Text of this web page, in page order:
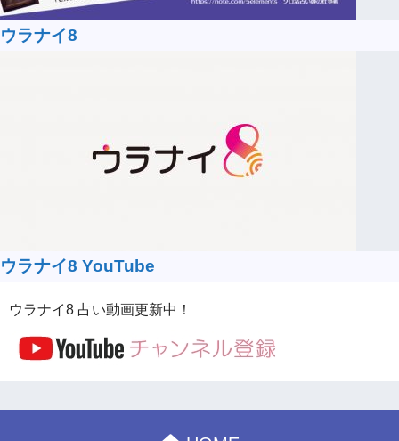
ウラナイ8
ウラナイ8 YouTube
ウラナイ8 占い動画更新中！